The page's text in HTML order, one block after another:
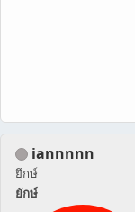
iannnnn
ยึกษ์
ยักษ์